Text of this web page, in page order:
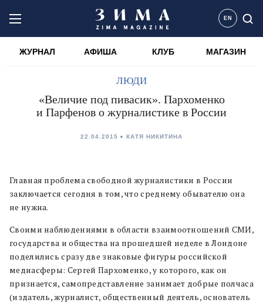
EN
ЖУРНАЛ АФИША КЛУБ МАГАЗИН
ЛЮДИ
«Величие под пивасик». Пархоменко
и Парфенов о журналистике в России
22.04.2015 КАТЯ НИКИТИНА
Главная проблема свободной журналистики в России
заключается сегодня в том, что среднему обывателю она
не нужна.
Своими наблюдениями в области взаимоотношений СМИ,
государства и общества на прошедшей неделе в Лондоне
поделились сразу две знаковые фигуры российской
медиасферы: Сергей Пархоменко, у которого, как он
признается, самопредставление занимает добрые полчаса
(издатель, журналист, общественный деятель, основатель